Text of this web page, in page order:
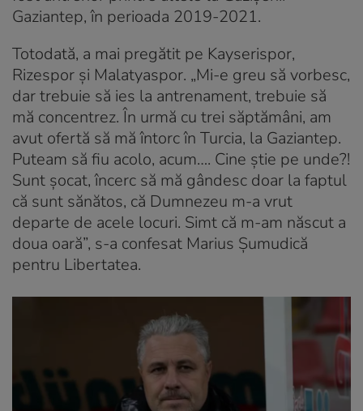
Gaziantep, în perioada 2019-2021.
Totodată, a mai pregătit pe Kayserispor,
Rizespor și Malatyaspor. „Mi-e greu să vorbesc,
dar trebuie să ies la antrenament, trebuie să
mă concentrez. În urmă cu trei săptămâni, am
avut ofertă să mă întorc în Turcia, la Gaziantep.
Puteam să fiu acolo, acum…. Cine știe pe unde?!
Sunt șocat, încerc să mă gândesc doar la faptul
că sunt sănătos, că Dumnezeu m-a vrut
departe de acele locuri. Simt că m-am născut a
doua oară”, s-a confesat Marius Șumudică
pentru Libertatea.